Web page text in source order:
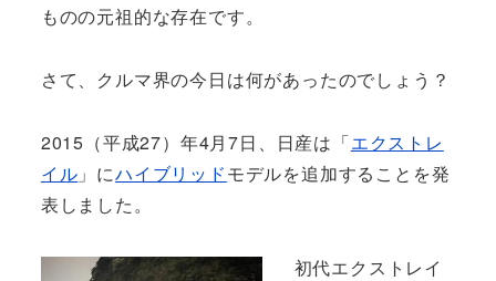
ものの元祖的な存在です。
さて、クルマ界の今日は何があったのでしょう？
2015（平成27）年4月7日、日産は「エクストレ
イル 」にハイブリッドモデルを追加することを発
表しました。
初代エクストレイ